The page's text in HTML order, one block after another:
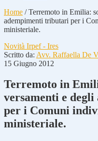
Home /Terremoto in Emilia:
adempimenti tributari per i
ministeriale.
Novità Irpef - Ires
Scritto da: Avv. Raffaella De
15 Giugno 2012
Terremoto in
versamenti e
per i Comuni
ministeriale.